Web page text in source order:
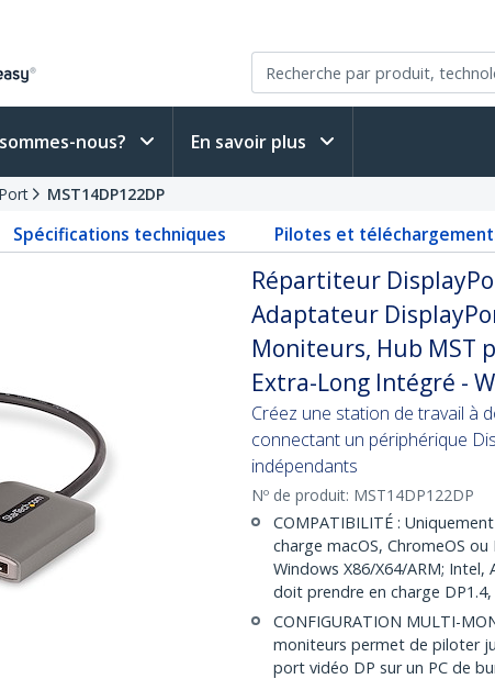
nous? En savoir plus
MST14DP122DP
Spécifications techniques Pilotes et
Répartiteur
Adaptateur
Moniteurs, Hub MST
Extra-Long Intégré -
Créez une station de travail à
connectant un périphérique
indépendants
Nº de produit: MST14DP122DP
COMPATIBILITÉ :
charge macOS, ChromeOS
Windows X86/X64/ARM;
doit prendre en charge
CONFIGURATION MULTI-
moniteurs permet de piloter
port vidéo DP sur un PC de